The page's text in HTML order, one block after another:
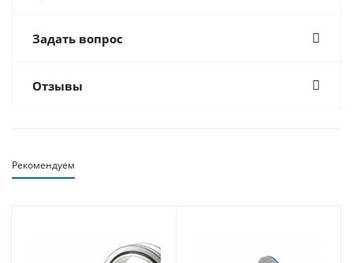
Задать вопрос
Отзывы
Рекомендуем